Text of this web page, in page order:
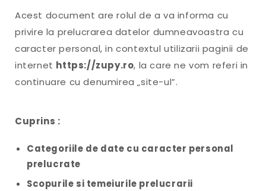
Acest document are rolul de a va informa cu
privire la prelucrarea datelor dumneavoastra cu
caracter personal, in contextul utilizarii paginii de
internet https://zupy.ro, la care ne vom referi in
continuare cu denumirea „site-ul”.
Cuprins :
Categoriile de date cu caracter personal
prelucrate
Scopurile si temeiurile prelucrarii